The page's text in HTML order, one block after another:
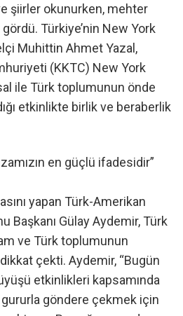
şiirler okunurken, mehter
Türkiye’nin New York
Muhittin Ahmet Yazal,
(KKTC) New York
ile Türk toplumunun önde
etkinlikte birlik ve beraberlik
en güçlü ifadesidir”
yapan Türk-Amerikan
Başkanı Gülay Aydemir, Türk
ve Türk toplumunun
çekti. Aydemir, “Bugün
etkinlikleri kapsamında
gururla göndere çekmek için